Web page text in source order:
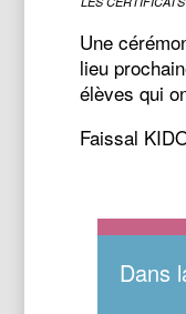
Une
lieu
élèves qui
Faissal
Dans